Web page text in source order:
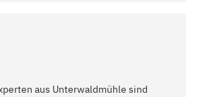
aus Unterwaldmühle sind